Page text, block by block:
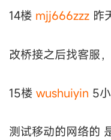
14楼 mjj666zzz 昨
改桥接之后找客服
15楼 wushuiyin 5
测试移动的网络的